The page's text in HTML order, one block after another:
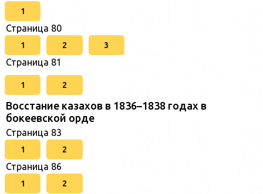
1
Страница 80
1 2 3
Страница 81
1 2
Восстание казахов в 1836–1838 годах в
бокеевской орде
Страница 83
1 2
Страница 86
1 2